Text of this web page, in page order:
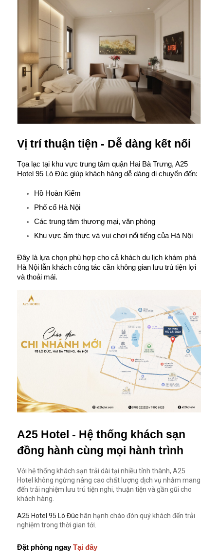
Vị trí thuận tiện - Dễ dàng kết nối
Tọa lạc tại khu vực trung tâm quận Hai Bà Trưng, A25
Hotel 95 Lò Đúc giúp khách hàng dễ dàng di chuyển đến:
Hồ Hoàn Kiếm
Phố cổ Hà Nội
Các trung tâm thương mại, văn phòng
Khu vực ẩm thực và vui chơi nổi tiếng của Hà Nội
Đây là lựa chọn phù hợp cho cả khách du lịch khám phá
Hà Nội lẫn khách công tác cần không gian lưu trú tiện lợi
và thoải mái.
A25 Hotel - Hệ thống khách sạn
đồng hành cùng mọi hành trình
Với hệ thống khách sạn trải dài tại nhiều tỉnh thành, A25
Hotel không ngừng nâng cao chất lượng dịch vụ nhằm mang
đến trải nghiệm lưu trú tiện nghi, thuận tiện và gần gũi cho
khách hàng.
A25 Hotel 95 Lò Đúc hân hạnh chào đón quý khách đến trải
nghiệm trong thời gian tới.
Đặt phòng ngayTại đây